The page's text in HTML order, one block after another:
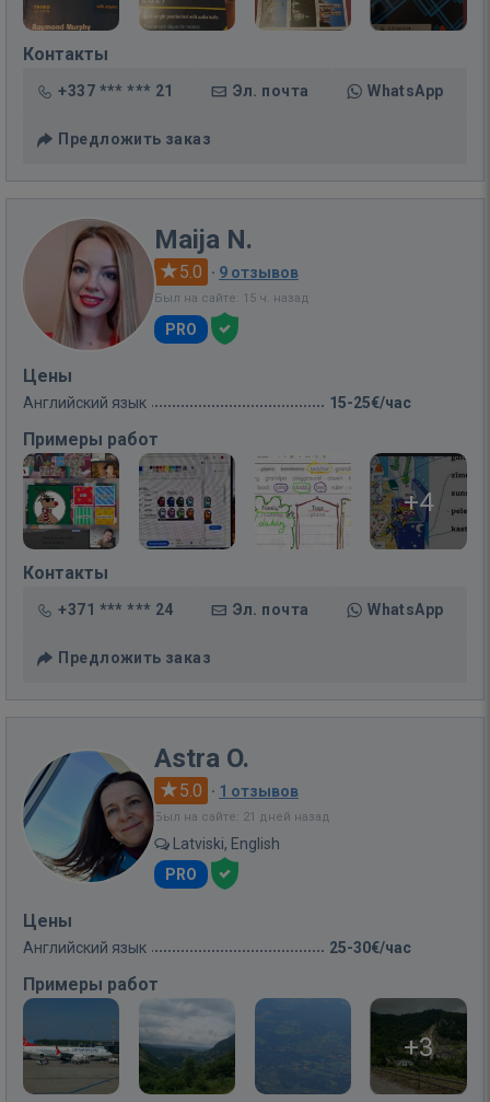
Контакты
+337 *** *** 21 Эл. почта WhatsApp
Предложить заказ
Maija N.
5.0 · 9 отзывов
Был на сайте: 15 ч. назад
PRO
Цены
Английский язык 15-25€/час
Примеры работ
+4
Контакты
+371 *** *** 24 Эл. почта WhatsApp
Предложить заказ
Astra O.
5.0 · 1 отзывов
Был на сайте: 21 дней назад
Latviski, English
PRO
Цены
Английский язык 25-30€/час
Примеры работ
+3